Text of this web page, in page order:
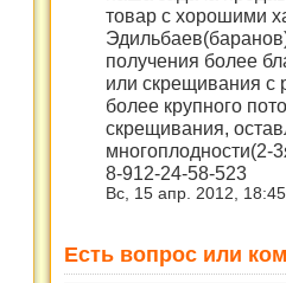
товар с хорошими
получения более
или скрещивания с
более крупного
скрещивания,
многоплодности(2-
8-912-24-58-523
Вс, 15 апр. 2012,
Есть вопрос или